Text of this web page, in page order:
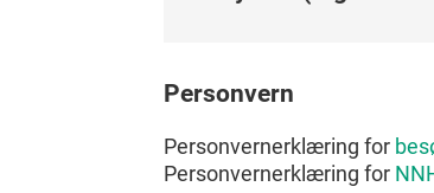
Personvern
Personvernerklæring for
Personvernerklæring for